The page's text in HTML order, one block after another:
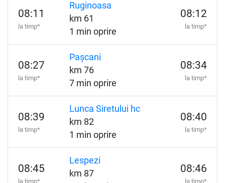
08:11
la timp*
Ruginoasa
km 61
1 min oprire
08:12
la timp*
08:27
la timp*
Pașcani
km 76
7 min oprire
08:34
la timp*
08:39
la timp*
Lunca Siretului hc
km 82
1 min oprire
08:40
la timp*
08:45
la timp*
Lespezi
km 87
08:46
la timp*